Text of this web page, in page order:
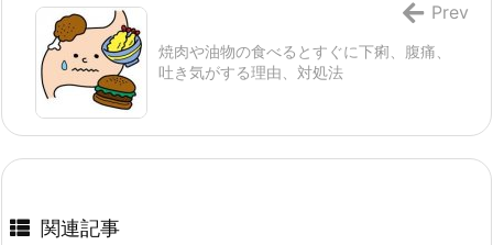
焼肉や油物の食べるとすぐに下痢、腹痛、
吐き気がする理由、対処法
Prev
関連記事